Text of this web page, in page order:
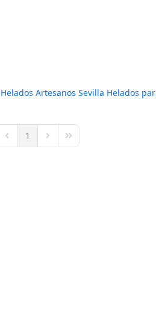
Helados Artesanos Sevilla Helados
Previous Page
1 Next PageLast Page